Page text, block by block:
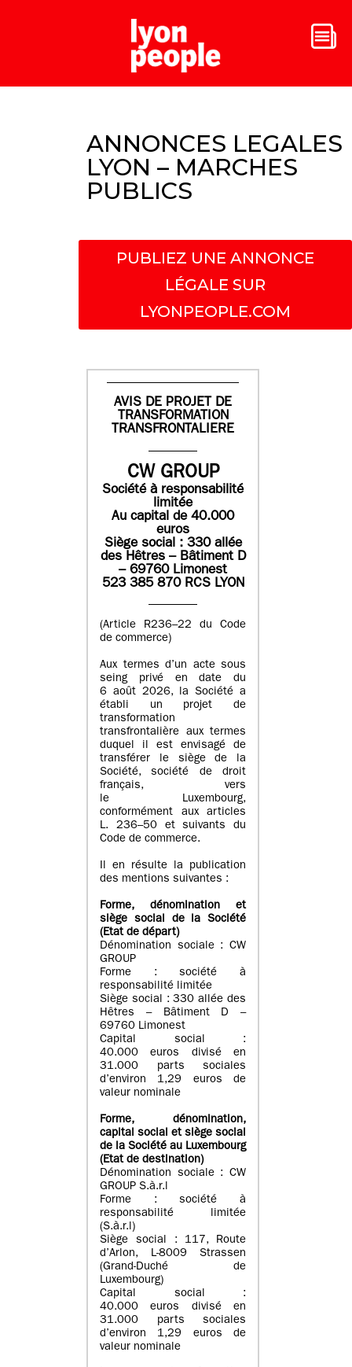
ANNONCES LEGALES
LYON – MARCHES
PUBLICS
PUBLIEZ UNE ANNONCE
LÉGALE SUR
LYONPEOPLE.COM
AVIS DE PROJET DE
TRANSFORMATION
TRANSFRONTALIERE
CW GROUP
Société à responsabilité
limitée
Au capital de 40.000
euros
Siège social : 330 allée
des Hêtres – Bâtiment D
– 69760 Limonest
523 385 870 RCS LYON
(Article R236–22 du Code
de commerce)
Aux termes d’un acte sous
seing privé en date du
6 août 2026, la Société a
établi un projet de
transformation
transfrontalière aux termes
duquel il est envisagé de
transférer le siège de la
Société, société de droit
français, vers
le Luxembourg,
conformément aux articles
L. 236–50 et suivants du
Code de commerce.
Il en résulte la publication
des mentions suivantes :
Forme, dénomination et
siège social de la Société
(Etatde départ)
Dénomination sociale : CW
GROUP
Forme : société à
responsabilité limitée
Siège social : 330 allée des
Hêtres – Bâtiment D –
69760 Limonest
Capital social :
40.000 euros divisé en
31.000 parts sociales
d’environ 1,29 euros de
valeur nominale
Forme, dénomination,
capital social et siège social
de la Société au Luxembourg
(Etat de destination)
Dénomination sociale : CW
GROUP S.à.r.l
Forme : société à
responsabilité limitée
(S.à.r.l)
Siège social : 117, Route
d’Arlon, L-8009 Strassen
(Grand-Duché de
Luxembourg)
Capital social :
40.000 euros divisé en
31.000 parts sociales
d’environ 1,29 euros de
valeur nominale